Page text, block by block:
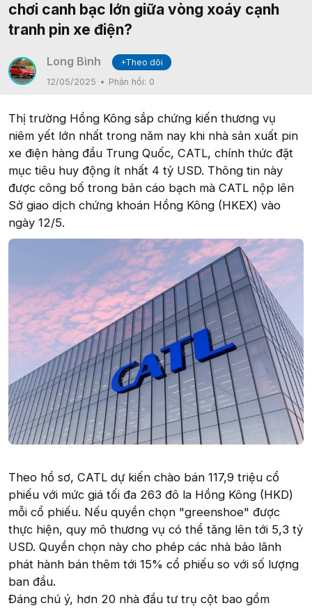
chơi canh bạc lớn giữa vòng xoáy cạnh
tranh pin xe điện?
Long Bình
+Theo dõi
12/05/2025
Phản hồi: 0
Thị trường Hồng Kông sắp chứng kiến thương vụ
niêm yết lớn nhất trong năm nay khi nhà sản xuất pin
xe điện hàng đầu Trung Quốc, CATL, chính thức đặt
mục tiêu huy động ít nhất 4 tỷ USD. Thông tin này
được công bố trong bản cáo bạch mà CATL nộp lên
Sở giao dịch chứng khoán Hồng Kông (HKEX) vào
ngày 12/5.
Theo hồ sơ, CATL dự kiến chào bán 117,9 triệu cổ
phiếu với mức giá tối đa 263 đô la Hồng Kông (HKD)
mỗi cổ phiếu. Nếu quyền chọn "greenshoe" được
thực hiện, quy mô thương vụ có thể tăng lên tới 5,3 tỷ
USD. Quyền chọn này cho phép các nhà bảo lãnh
phát hành bán thêm tới 15% cổ phiếu so với số lượng
ban đầu.
Đáng chú ý, hơn 20 nhà đầu tư trụ cột bao gồm